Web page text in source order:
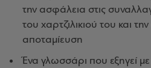
την ασφάλεια στις
του χαρτζιλικιού του και
αποταμίευση
Ένα γλωσσάρι που εξηγεί